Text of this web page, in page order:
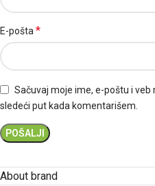
E-pošta*
Sačuvaj moje ime, e-poštu i
sledeći put kada komentarišem.
About brand